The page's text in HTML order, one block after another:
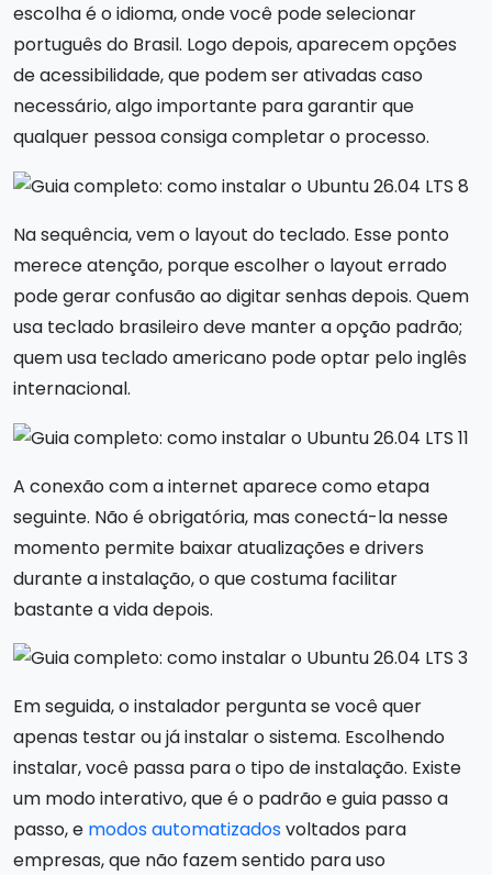
escolha é o idioma, onde você pode selecionar
português do Brasil. Logo depois, aparecem opções
de acessibilidade, que podem ser ativadas caso
necessário, algo importante para garantir que
qualquer pessoa consiga completar o processo.
Na sequência, vem o layout do teclado. Esse ponto
merece atenção, porque escolher o layout errado
pode gerar confusão ao digitar senhas depois. Quem
usa teclado brasileiro deve manter a opção padrão;
quem usa teclado americano pode optar pelo inglês
internacional.
A conexão com a internet aparece como etapa
seguinte. Não é obrigatória, mas conectá-la nesse
momento permite baixar atualizações e drivers
durante a instalação, o que costuma facilitar
bastante a vida depois.
Em seguida, o instalador pergunta se você quer
apenas testar ou já instalar o sistema. Escolhendo
instalar, você passa para o tipo de instalação. Existe
um modo interativo, que é o padrão e guia passo a
passo, e modos automatizadosvoltados para
empresas, que não fazem sentido para uso